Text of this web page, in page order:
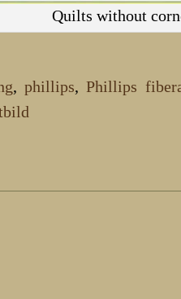
Quilts without
,phillips,Phillips